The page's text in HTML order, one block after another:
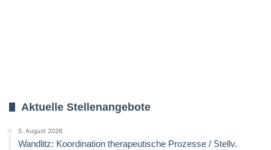
Aktuelle Stellenangebote
5. August 2026
Wandlitz: Koordination therapeutische Prozesse / Stellv.